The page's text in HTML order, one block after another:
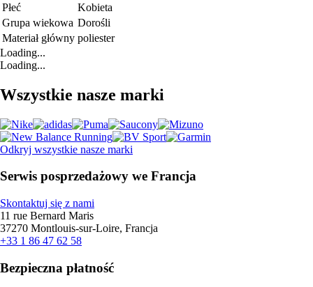
Płeć
Kobieta
Grupa wiekowa Dorośli
Materiał główny poliester
Loading...
Loading...
Wszystkie nasze marki
Odkryj wszystkie nasze marki
Serwis posprzedażowy we Francja
Skontaktuj się z nami
11 rue Bernard Maris
37270 Montlouis-sur-Loire, Francja
+33 1 86 47 62 58
Bezpieczna płatność